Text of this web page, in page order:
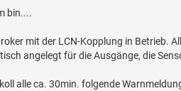
bin....
mit der LCN-Kopplung in Betrieb.
angelegt für die Ausgänge, die
alle ca. 30min. folgende